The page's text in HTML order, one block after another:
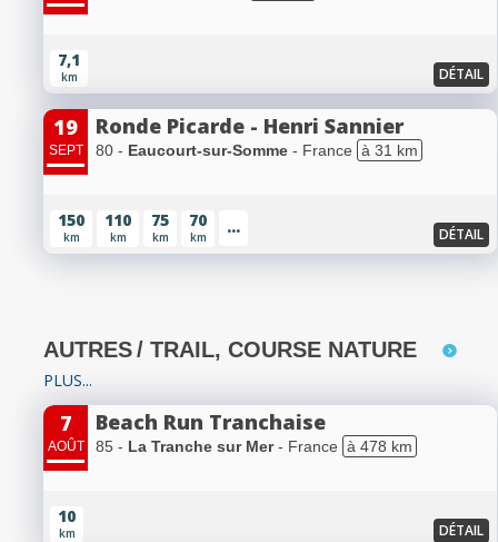
7,1
km DÉTAIL
19
SEPT
Ronde Picarde - Henri Sannier
80 - Eaucourt-sur-Somme - France à 31 km
150
km
110
km
75
km
70
km ... DÉTAIL
AUTRES/ TRAIL, COURSE NATURE
PLUS...
7
AOÛT
Beach Run Tranchaise
85 - La Tranche sur Mer- France à 478 km
10
km DÉTAIL